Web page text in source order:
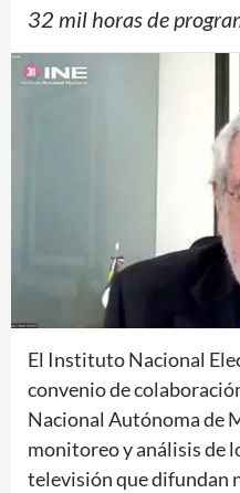
32 mil horas de
El Instituto Nacional
convenio de
Nacional Autónoma de
monitoreo y análisis de
televisión que difundan